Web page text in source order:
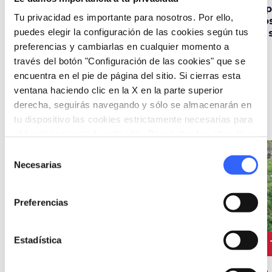
Tu privacidad es importante para nosotros. Por ello,
puedes elegir la configuración de las cookies según tus
preferencias y cambiarlas en cualquier momento a
través del botón "Configuración de las cookies" que se
encuentra en el pie de página del sitio. Si cierras esta
ventana haciendo clic en la X en la parte superior
derecha, seguirás navegando y sólo se almacenarán en
tu dispositivo las cookies estrictamente necesarias para
Necesarias
Preferencias
Estadística
hacer un paseo
inolvidable en
Toscana
para la observación
de aves en Toscana
6
Itinerarios • 12 post
3 TRAMOS 24 km
favorite_border